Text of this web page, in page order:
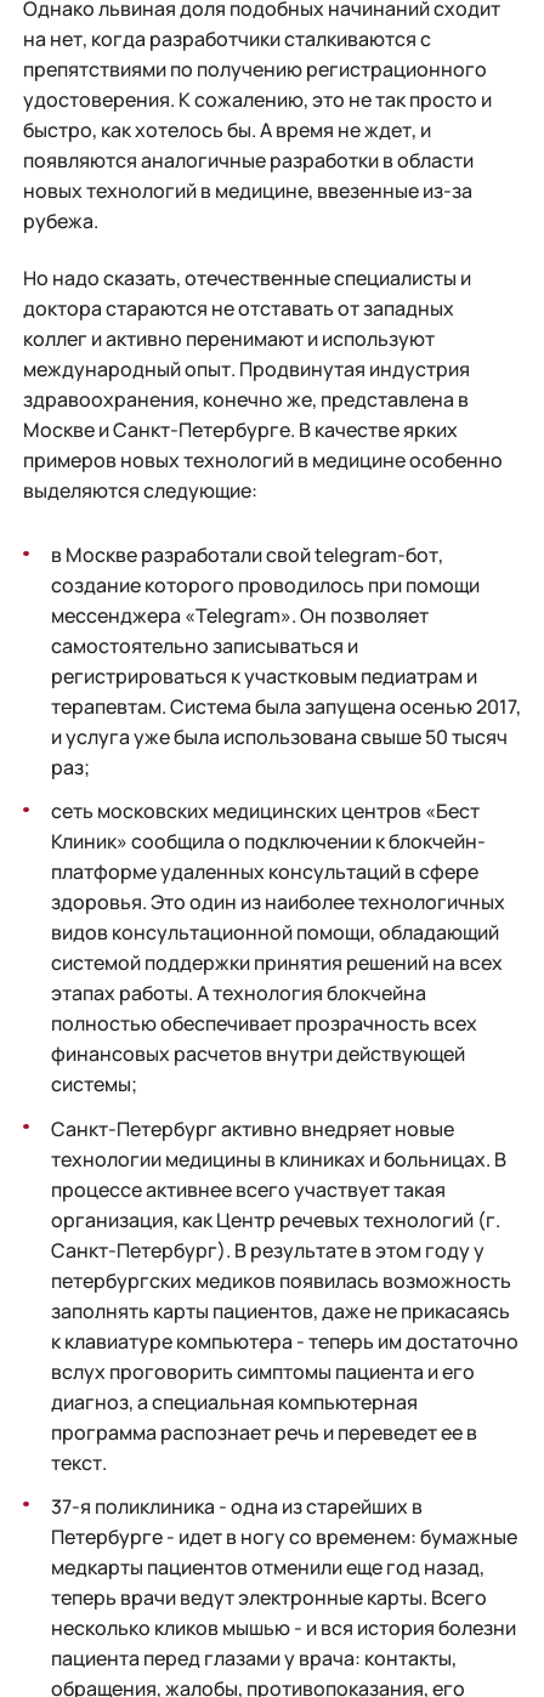
Однако львиная доля подобных начинаний сходит
на нет, когда разработчики сталкиваются с
препятствиями по получению регистрационного
удостоверения. К сожалению, это не так просто и
быстро, как хотелось бы. А время не ждет, и
появляются аналогичные разработки в области
новых технологий в медицине, ввезенные из-за
рубежа.
Но надо сказать, отечественные специалисты и
доктора стараются не отставать от западных
коллег и активно перенимают и используют
международный опыт. Продвинутая индустрия
здравоохранения, конечно же, представлена в
Москве и Санкт-Петербурге. В качестве ярких
примеров новых технологий в медицине особенно
выделяются следующие:
в Москве разработали свой telegram-бот,
создание которого проводилось при помощи
мессенджера «Telegram». Он позволяет
самостоятельно записываться и
регистрироваться к участковым педиатрам и
терапевтам. Система была запущена осенью 2017,
и услуга уже была использована свыше 50 тысяч
раз;
сеть московских медицинских центров «Бест
Клиник» сообщила о подключении к блокчейн-
платформе удаленных консультаций в сфере
здоровья. Это один из наиболее технологичных
видов консультационной помощи, обладающий
системой поддержки принятия решений на всех
этапах работы. А технология блокчейна
полностью обеспечивает прозрачность всех
финансовых расчетов внутри действующей
системы;
Санкт-Петербург активно внедряет новые
технологии медицины в клиниках и больницах. В
процессе активнее всего участвует такая
организация, как Центр речевых технологий (г.
Санкт-Петербург). В результате в этом году у
петербургских медиков появилась возможность
заполнять карты пациентов, даже не прикасаясь
к клавиатуре компьютера - теперь им достаточно
вслух проговорить симптомы пациента и его
диагноз, а специальная компьютерная
программа распознает речь и переведет ее в
текст.
37-я поликлиника - одна из старейших в
Петербурге - идет в ногу со временем: бумажные
медкарты пациентов отменили еще год назад,
теперь врачи ведут электронные карты. Всего
несколько кликов мышью - и вся история болезни
пациента перед глазами у врача: контакты,
обращения, жалобы, противопоказания, его